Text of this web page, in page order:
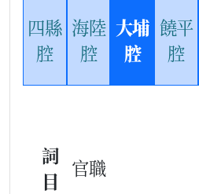
四縣
腔
海陸
腔
大埔
腔
饒平
腔
詞
目
官職